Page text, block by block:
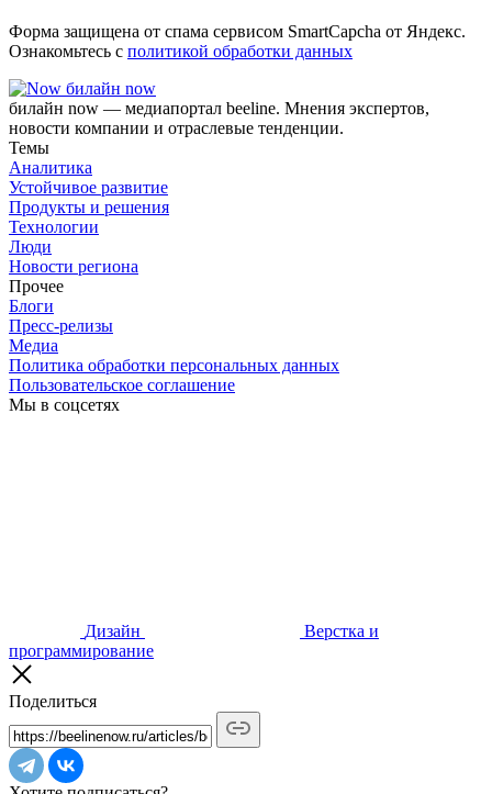
Форма защищена от спама сервисом SmartCapcha от Яндекс.
Ознакомьтесь с политикой обработки данных
билайн now
билайн now — медиапортал beeline. Мнения экспертов,
новости компании и отраслевые тенденции.
Темы
Аналитика
Устойчивое развитие
Продукты и решения
Технологии
Люди
Новости региона
Прочее
Блоги
Пресс-релизы
Медиа
Политика обработки персональных данных
Пользовательское соглашение
Мы в соцсетях
Дизайн
Верстка и
программирование
Поделиться